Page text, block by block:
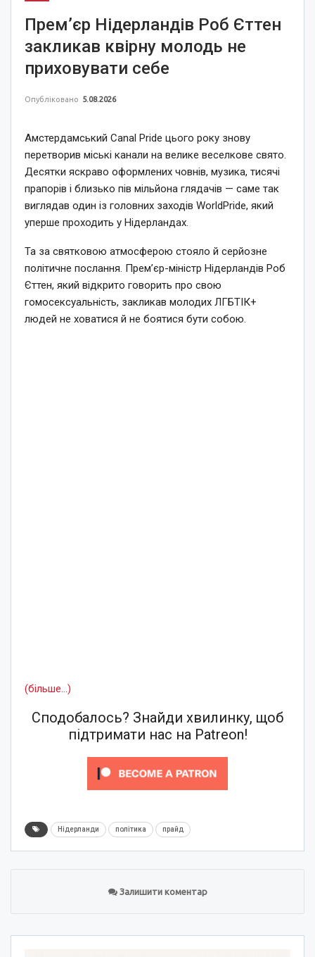
Прем’єр Нідерландів Роб Єттен
закликав квірну молодь не
приховувати себе
Опубліковано 5.08.2026
Амстердамський Canal Pride цього року знову
перетворив міські канали на велике веселкове свято.
Десятки яскраво оформлених човнів, музика, тисячі
прапорів і близько пів мільйона глядачів — саме так
виглядав один із головних заходів WorldPride, який
уперше проходить у Нідерландах.
Та за святковою атмосферою стояло й серйозне
політичне послання. Прем’єр-міністр Нідерландів Роб
Єттен, який відкрито говорить про свою
гомосексуальність, закликав молодих ЛГБТІК+
людей не ховатися й не боятися бути собою.
(більше…)
Сподобалось? Знайди хвилинку, щоб
підтримати нас на Patreon!
Нідерланди політика прайд
Залишити коментар